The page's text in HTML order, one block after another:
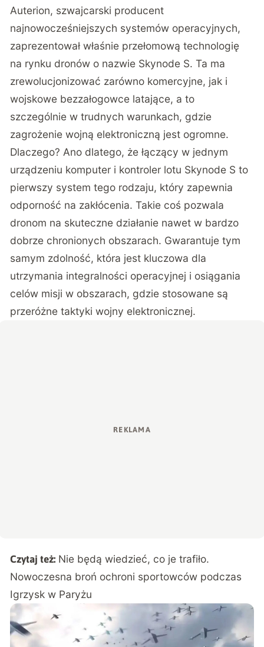
Auterion, szwajcarski producent
najnowocześniejszych systemów operacyjnych,
zaprezentował właśnie przełomową technologię
na rynku dronów o nazwie Skynode S. Ta ma
zrewolucjonizować zarówno komercyjne, jak i
wojskowe bezzałogowce latające, a to
szczególnie w trudnych warunkach, gdzie
zagrożenie wojną elektroniczną jest ogromne.
Dlaczego? Ano dlatego, że łączący w jednym
urządzeniu komputer i kontroler lotu Skynode S to
pierwszy system tego rodzaju, który zapewnia
odporność na zakłócenia. Takie coś pozwala
dronom na skuteczne działanie nawet w bardzo
dobrze chronionych obszarach. Gwarantuje tym
samym zdolność, która jest kluczowa dla
utrzymania integralności operacyjnej i osiągania
celów misji w obszarach, gdzie stosowane są
przeróżne taktyki wojny elektronicznej.
Czytaj też: Nie będą wiedzieć, co je trafiło.
Nowoczesna broń ochroni sportowców podczas
Igrzysk w Paryżu